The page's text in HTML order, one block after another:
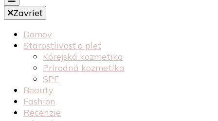
drewsbeauty
starostlivosť péče o pleť recenzia recenze
kosmetika kozmetika
Zavrieť
Domov
Starostlivosť o pleť
Kórejská kozmetika
Prírodná kozmetika
SPF
Beauty
Fashion
Recenzie